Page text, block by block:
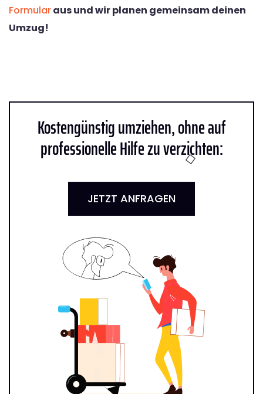
Formularaus und wir planen gemeinsam deinen
Umzug!
Kostengünstig umziehen, ohne auf
professionelle Hilfe zu verzichten:
JETZT ANFRAGEN